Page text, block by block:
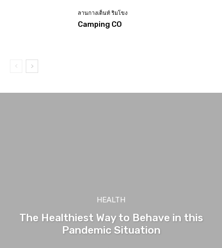
ลานกางเต็นท์ ริมโขง
Camping CO
HEALTH
The Healthiest Way to Behave in this
Pandemic Situation